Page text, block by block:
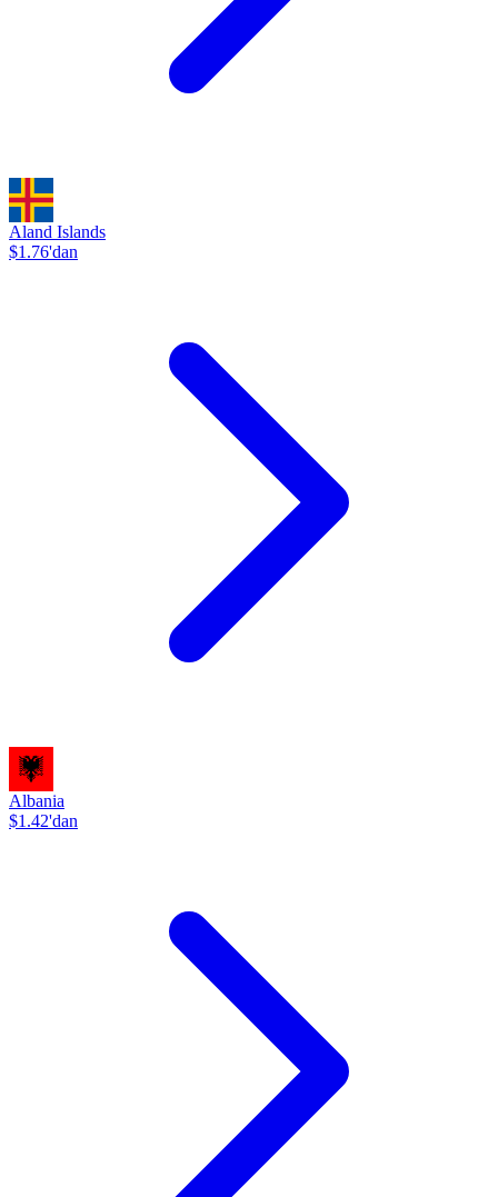
Aland Islands
$1.76'dan
Albania
$1.42'dan